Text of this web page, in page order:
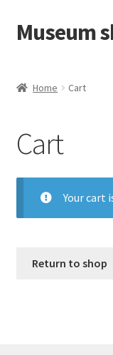
Skip
to
Skip
to
Museum
Contact us
Home Cart
Cart
Your cart
Return to shop